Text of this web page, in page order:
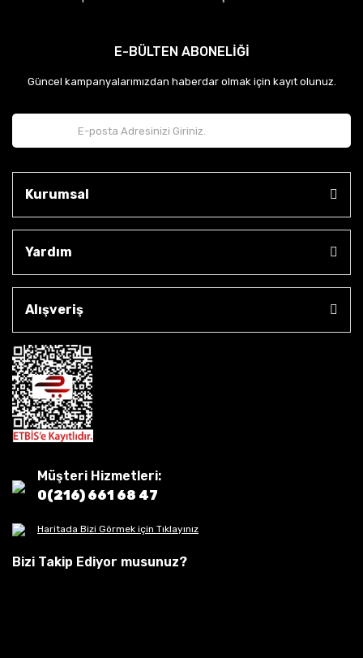
E-BÜLTEN ABONELİĞİ
Güncel kampanyalarımızdan haberdar olmak için kayıt olunuz.
Kurumsal
Yardım
Alışveriş
Müşteri Hizmetleri:
0(216) 661 68 47
Haritada Bizi Görmek için Tıklayınız
Bizi Takip Ediyor musunuz?